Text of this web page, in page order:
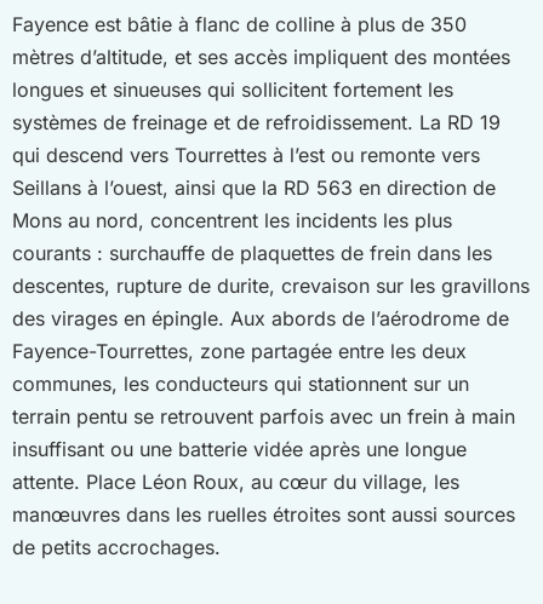
Fayence est bâtie à flanc de colline à plus de 350
mètres d’altitude, et ses accès impliquent des montées
longues et sinueuses qui sollicitent fortement les
systèmes de freinage et de refroidissement. La RD 19
qui descend vers Tourrettes à l’est ou remonte vers
Seillans à l’ouest, ainsi que la RD 563 en direction de
Mons au nord, concentrent les incidents les plus
courants : surchauffe de plaquettes de frein dans les
descentes, rupture de durite, crevaison sur les gravillons
des virages en épingle. Aux abords de l’aérodrome de
Fayence-Tourrettes, zone partagée entre les deux
communes, les conducteurs qui stationnent sur un
terrain pentu se retrouvent parfois avec un frein à main
insuffisant ou une batterie vidée après une longue
attente. Place Léon Roux, au cœur du village, les
manœuvres dans les ruelles étroites sont aussi sources
de petits accrochages.